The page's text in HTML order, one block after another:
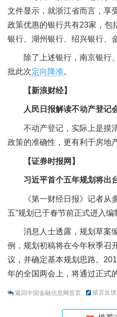
文件显示，就浙江省而言，享
政策优惠的银行共有23家，包
银行、湖州银行、绍兴银行、
除了上述银行，南京银行
批此次定向降准。
【新浪财经】
人民日报解读不动产登记
不动产登记，实际上是摸
政策的准确性，更有利于房地
【证券时报网】
习近平首个五年规划将出
《第一财经日报》记者从
五”规划已于春节前正式进入编
消息人士透露，规划草案
例，规划初稿将在今年秋季召
议，并确定基本规划思路。
年的全国两会上，将通过正式
返回中国金融信息网首页 留言反馈